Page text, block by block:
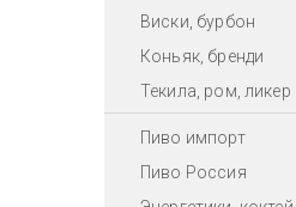
Виски, бурбон
Коньяк, бренди
Текила, ром, ликер
Пиво импорт
Пиво Россия